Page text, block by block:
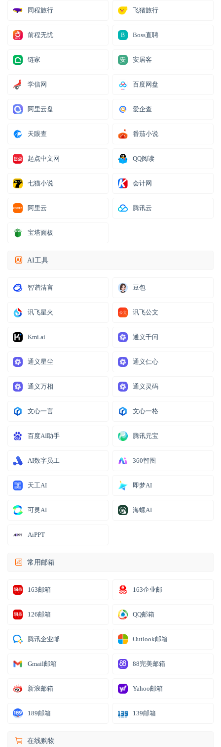
同程旅行 飞猪旅行
前程无忧 B Boss直聘
链家 安 安居客
学信网 百度网盘
阿里云盘 爱企查
天眼查 番茄小说
起点中文网 QQ阅读
七猫小说 会计网
阿里云 腾讯云
宝塔面板
AI工具
智谱清言 豆包
讯飞星火 讯飞公文
Kmi.ai 通义千问
通义星尘 通义仁心
通义万相 通义灵码
文心一言 文心一格
百度AI助手 腾讯元宝
AI数字员工 360智图
天工AI 即梦AI
可灵AI 海螺AI
AiPPT
常用邮箱
163邮箱 163企业邮
126邮箱 QQ邮箱
腾讯企业邮 Outlook邮箱
Gmail邮箱 88完美邮箱
新浪邮箱 Yahoo邮箱
189邮箱 139邮箱
在线购物